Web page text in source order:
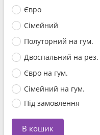
Євро
Сімейний
Полуторний на гум.
Двоспальний на рез.
Євро на гум.
Сімейний на гум.
Під замовлення
В кошик